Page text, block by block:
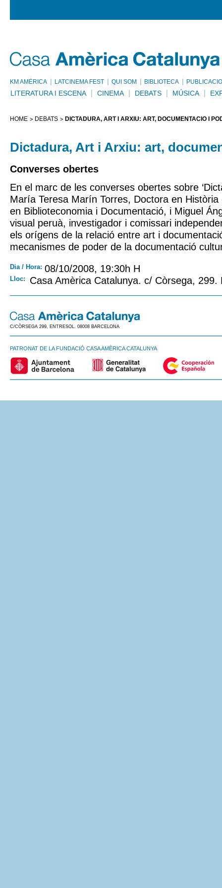
KM AMÈRICA LATCINEMA FEST QUI SOM BIBLIOTECA
LITERATURA I ESCENA CINEMA DEBATS MÚSICA
HOME DEBATS DICTADURA, ART I ARXIU: ART, DOCUMENTACIÓ I
Dictadura, Art i Arxiu: art,
Converses obertes
En el marc de les converses obertes sobre
María Teresa Marín Torres, Doctora en Història
en Biblioteconomia i Documentació, i Miguel
visual peruà, investigador i comissari
els orígens de la relació entre art i
mecanismes de poder de la documentació
Dia / Hora: 08/10/2008, 19:30h H
Lloc: Casa Amèrica Catalunya. c/ Còrsega, 299.
C/CÒRSEGA 299, ENTRESOL. 08008 BARCELONA
PATRONAT DE LA FUNDACIÓ CASA AMÈRICA CATALUNYA